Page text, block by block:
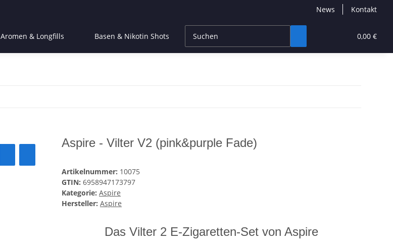
News Kontakt
0,00 €
Aromen & Longfills Basen & Nikotin Shots CBD Products High End
Aspire - Vilter V2 (pink&purple Fade)
Artikelnummer: 10075
GTIN: 6958947173797
Kategorie: Aspire
Hersteller: Aspire
Das Vilter 2 E-Zigaretten-Set von Aspire